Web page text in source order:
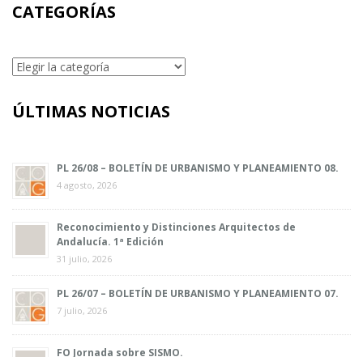
CATEGORÍAS
Categorías
ÚLTIMAS NOTICIAS
PL 26/08 – BOLETÍN DE URBANISMO Y PLANEAMIENTO 08.
4 agosto, 2026
Reconocimiento y Distinciones Arquitectos de
Andalucía. 1ª Edición
31 julio, 2026
PL 26/07 – BOLETÍN DE URBANISMO Y PLANEAMIENTO 07.
7 julio, 2026
FO Jornada sobre SISMO.